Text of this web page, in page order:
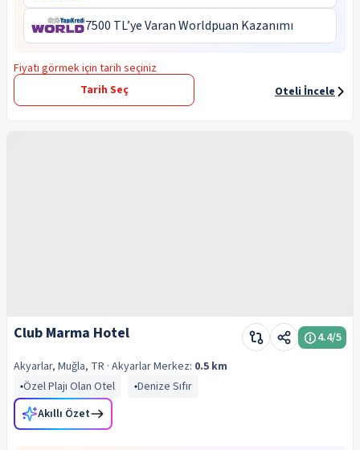
7500 TL’ye Varan Worldpuan Kazanımı
Fiyatı görmek için tarih seçiniz
Tarih Seç
Oteli İncele
Club Marma Hotel 4.4/5
Akyarlar, Muğla, TR · AkyarlarMerkez: 0.5 km
Özel Plajı Olan Otel
Denize Sıfır
Akıllı Özet